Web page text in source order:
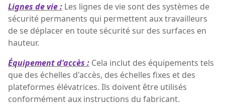
Lignes de vie : Les lignes de vie sont des systèmes de
sécurité permanents qui permettent aux travailleurs
de se déplacer en toute sécurité sur des surfaces en
hauteur.
Équipement d'accès : Cela inclut des équipements tels
que des échelles d'accès, des échelles fixes et des
plateformes élévatrices. Ils doivent être utilisés
conformément aux instructions du fabricant.